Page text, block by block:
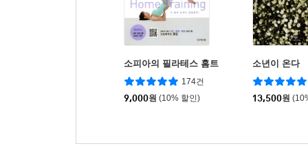
소피아의 필라테스 홈트
174건
9,000원 (10% 할인)
소년이 온다
13,500원